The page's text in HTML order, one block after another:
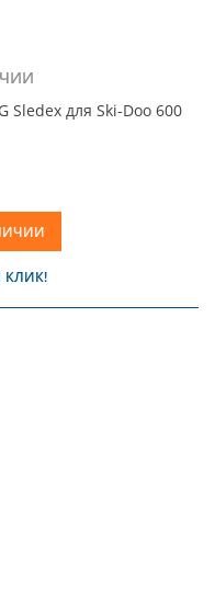
Sledex для Ski-Doo 600
КЛИК!